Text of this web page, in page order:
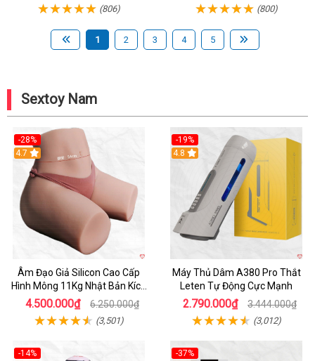
(806) (800)
1 2 3 4 5
Sextoy Nam
-28%
4.7
Âm Đạo Giả Silicon Cao Cấp
Hình Mông 11Kg Nhật Bản Kích
Thước Như Thật
4.500.000₫ 6.250.000₫
(3,501)
-19%
Hot
4.8
Máy Thủ Dâm A380 Pro Thắt
Leten Tự Động Cực Mạnh
2.790.000₫ 3.444.000₫
(3,012)
-14%
-37%